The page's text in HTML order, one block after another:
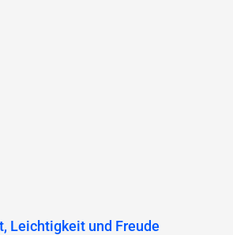
Leichtigkeit und Freude